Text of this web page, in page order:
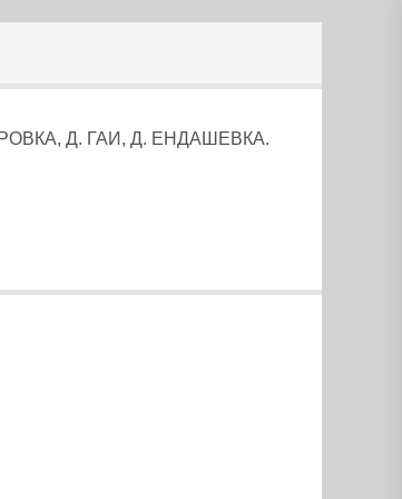
Д. ГАИ, Д. ЕНДАШЕВКА.